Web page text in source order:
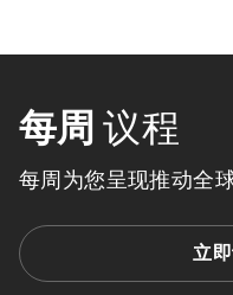
每周 议程
每周为您呈现推动全
立